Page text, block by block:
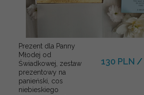
Prezent dla Panny
Młodej od
Świadkowej, zestaw
prezentowy na
panieński, cos
niebieskiego
130 PLN /